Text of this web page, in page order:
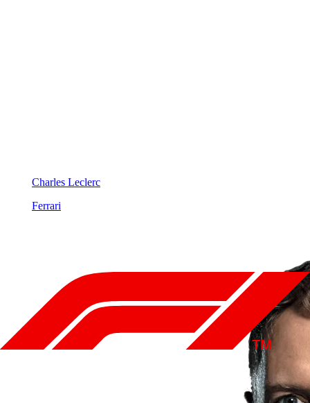
Charles Leclerc
Ferrari